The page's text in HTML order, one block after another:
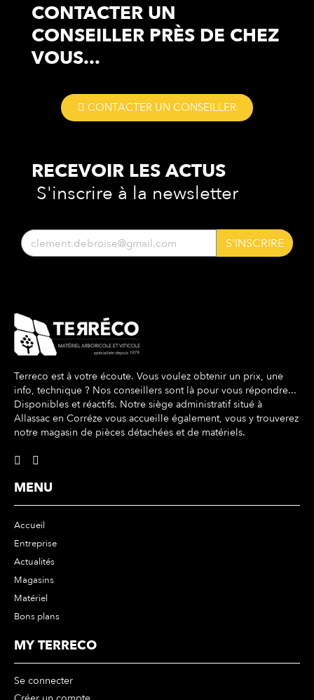
CONTACTER UN
CONSEILLER PRÈS DE CHEZ
VOUS...
CONTACTER UN CONSEILLER
RECEVOIR LESACTUS
S'inscrire à la newsletter
S'INSCRIRE
Terreco est à votre écoute. Vous voulez obtenir un prix, une
info, technique ? Nos conseillers sont là pour vous répondre...
Disponibles et réactifs. Notre siège administratif situé à
Allassac en Corréze vous accueille également, vous y trouverez
notre magasin de pièces détachées et de matériels.
MENU
Accueil
Entreprise
Actualités
Magasins
Matériel
Bons plans
MY TERRECO
Se connecter